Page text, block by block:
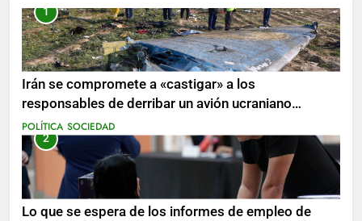
1
Irán se compromete a «castigar» a los
responsables de derribar un avión ucraniano
mientras se realizan arrestos
POLÍTICA SOCIEDAD
2
Lo que se espera de los informes de empleo de